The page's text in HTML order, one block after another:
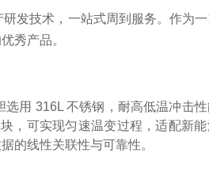
发技术，一站式周到服务。作为
秀产品。
用 316L 不锈钢，耐高低温冲击
，可实现匀速温变过程，适配新
的线性关联性与可靠性。